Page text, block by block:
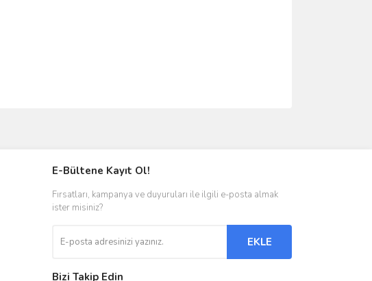
E-Bültene Kayıt Ol!
Fırsatları, kampanya ve duyuruları ile ilgili e-posta almak
ister misiniz?
EKLE
Bizi Takip Edin